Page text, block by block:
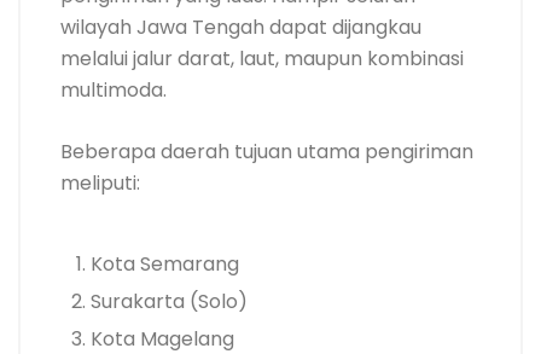
wilayah Jawa Tengah dapat dijangkau
melalui jalur darat, laut, maupun kombinasi
multimoda.
Beberapa daerah tujuan utama pengiriman
meliputi:
Kota Semarang
Surakarta (Solo)
Kota Magelang